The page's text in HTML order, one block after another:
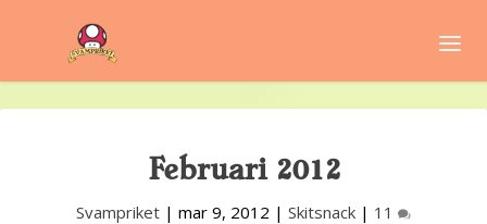
Februari 2012
Svampriket | mar 9, 2012 | Skitsnack | 11